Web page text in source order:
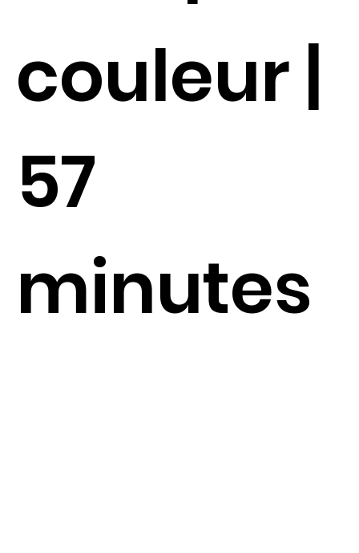
couleur |
57
minutes